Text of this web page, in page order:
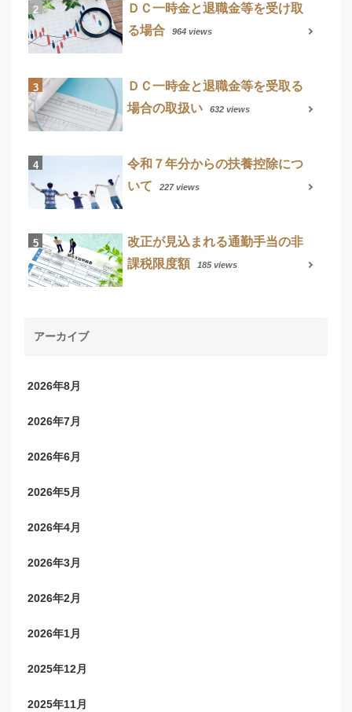
ＤＣ一時金と退職金等を受け取
る場合
964 views
ＤＣ一時金と退職金等を受取る
場合の取扱い
632 views
令和７年分からの扶養控除につ
いて
227 views
改正が見込まれる通勤手当の非
課税限度額
185 views
アーカイブ
2026年8月
2026年7月
2026年6月
2026年5月
2026年4月
2026年3月
2026年2月
2026年1月
2025年12月
2025年11月